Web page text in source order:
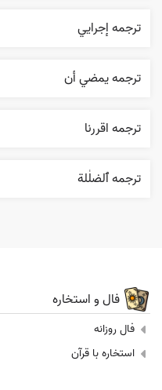
ترجمه إجرایي
ترجمه يمضي أن
ترجمه اقررنا
ترجمه ٱلضلٰلة
فال و استخاره
فال روزانه
استخاره با قرآن